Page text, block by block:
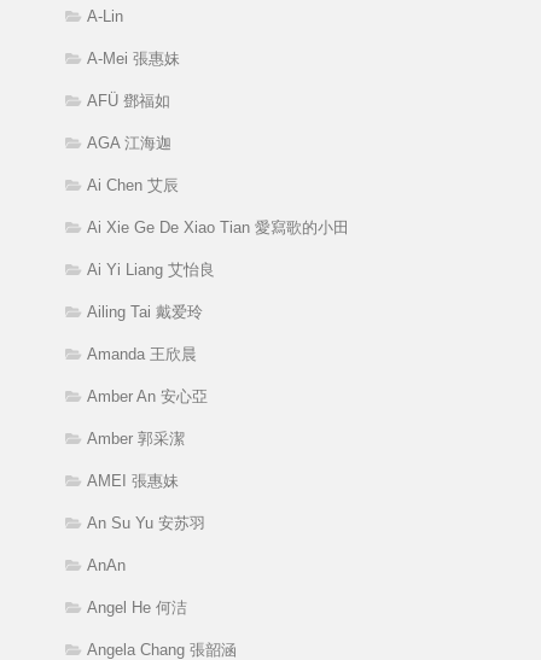
A-Lin
A-Mei 張惠妹
AFÜ 鄧福如
AGA 江海迦
Ai Chen 艾辰
Ai Xie Ge De Xiao Tian 愛寫歌的小田
Ai Yi Liang 艾怡良
Ailing Tai 戴爱玲
Amanda 王欣晨
Amber An 安心亞
Amber 郭采潔
AMEI 張惠妹
An Su Yu 安苏羽
AnAn
Angel He 何洁
Angela Chang 張韶涵